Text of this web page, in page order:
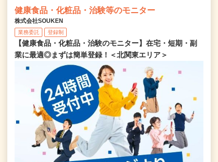
健康食品・化粧品・治験等のモニター
株式会社SOUKEN
業務委託 登録制
【健康食品・化粧品・治験のモニター】在宅・短期・副
業に最適◎まずは簡単登録！＜北関東エリア＞